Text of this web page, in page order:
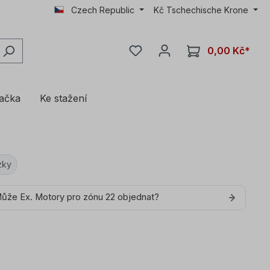
Czech Republic Kč Tschechische Krone
0,00 Kč*
Ke stažení
Ex. Motory pro zónu 22 objednat?